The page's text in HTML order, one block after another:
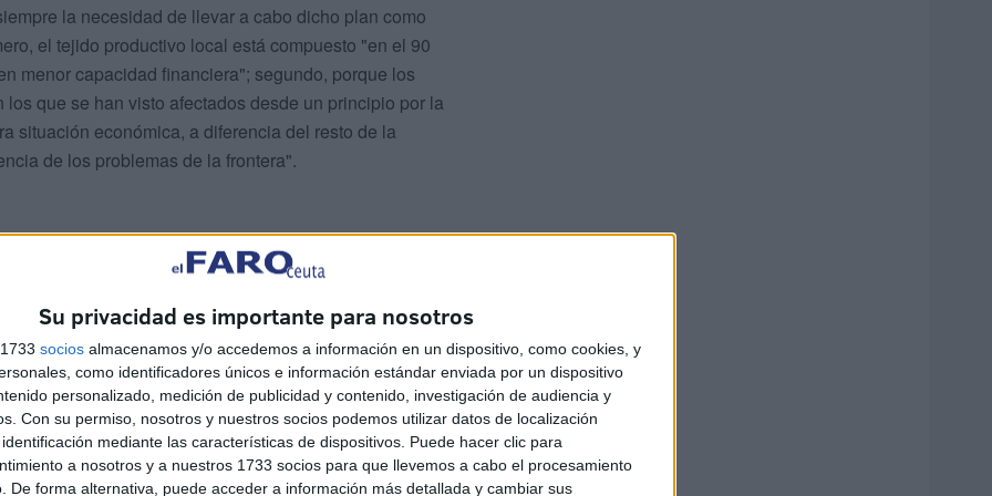
Su privacidad es importante para nosotros
socios almacenamos y/o accedemos a información en un dispositivo, como cookies, y
como identificadores únicos e información estándar enviada por un dispositivo
personalizado, medición de publicidad y contenido, investigación de audiencia y
Con su permiso, nosotros y nuestros socios podemos utilizar datos de localización
mediante las características de dispositivos. Puede hacer clic para
a nosotros y a nuestros 1733 socios para que llevemos a cabo el procesamiento
De forma alternativa, puede acceder a información más detallada y cambiar sus
la necesidad de llevar a cabo dicho plan como
el tejido productivo local está compuesto "en el 90
menor capacidad financiera"; segundo, porque los
que se han visto afectados desde un principio por la
situación económica, a diferencia del resto de la
de los problemas de la frontera".
la liquidez de las empresas"